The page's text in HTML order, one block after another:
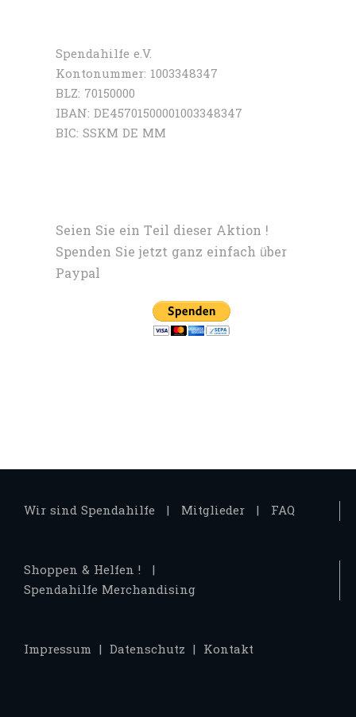
Spendahilfe e.V.
Kontonummer: 1003348347
BLZ: 70150000
IBAN: DE45701500001003348347
BIC: SSKM DE MM
Seien Sie ein Teil dieser Aktion !
Spenden Sie jetzt ganz einfach über
Paypal
Wir sind Spendahilfe Mitglieder FAQ
Shoppen & Helfen !
Spendahilfe Merchandising
Impressum Datenschutz Kontakt